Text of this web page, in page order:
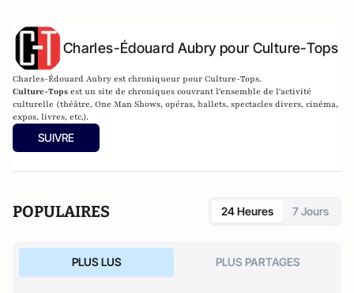
Charles-Édouard Aubry pour Culture-Tops
Charles-Édouard Aubry est chroniqueur pour Culture-Tops.
Culture-Tops est un site de chroniques couvrant l'ensemble de l'activité
culturelle (théâtre, One Man Shows, opéras, ballets, spectacles divers, cinéma,
expos, livres, etc.).
SUIVRE
POPULAIRES 24 Heures 7 Jours
PLUS LUS PLUS PARTAGES